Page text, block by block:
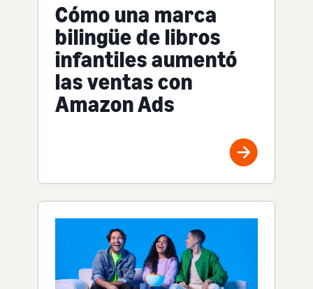
Cómo una marca
bilingüe de libros
infantiles aumentó
las ventas con
Amazon Ads